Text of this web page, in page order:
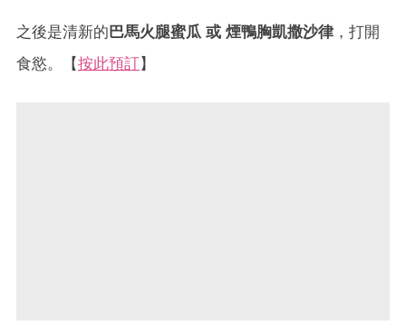
之後是清新的巴馬火腿蜜瓜 或 煙鴨胸凱撒沙律 ，打開
食慾。【按此預訂】